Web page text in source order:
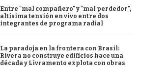
Entre "mal compañero" y "mal perdedor",
altísima tensión en vivo entre dos
integrantes de programa radial
La paradoja en la frontera con Brasil:
Rivera no construye edificios hace una
década y Livramento explota con obras